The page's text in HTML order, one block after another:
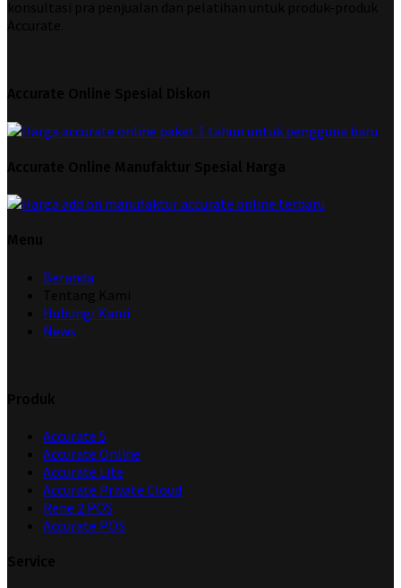
Beranda
Hubungi Kami
News
Accurate 5
Accurate Online
Accurate Lite
Accurate Private Cloud
Rene 2 POS
Accurate POS